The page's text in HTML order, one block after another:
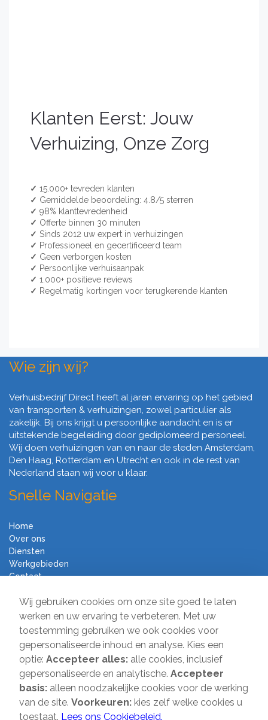
Wij gebruiken cookies om onze site goed te laten
werken en uw ervaring te verbeteren. Met uw
toestemming gebruiken we ook cookies voor
gepersonaliseerde inhoud en analyse. Kies een
optie: Accepteer alles: alle cookies, inclusief
gepersonaliseerde en analytische. Accepteer
basis: alleen noodzakelijke cookies voor de werking
van de site. Voorkeuren: kies zelf welke cookies u
toestaat. Lees ons Cookiebeleid.
Klanten Eerst: Jouw
Verhuizing, Onze Zorg
✓ 15.000+ tevreden klanten
✓ Gemiddelde beoordeling: 4.8/5 sterren
✓ 98% klanttevredenheid
✓ Offerte binnen 30 minuten
✓ Sinds 2012 uw expert in verhuizingen
✓ Professioneel en gecertificeerd team
✓ Geen verborgen kosten
✓ Persoonlijke verhuisaanpak
✓ 1.000+ positieve reviews
✓ Regelmatig kortingen voor terugkerende klanten
Wie zijn wij?
Verhuisbedrijf Direct heeft al jaren ervaring op het gebied
van transporten & verhuizingen, zowel particulier als
zakelijk. Bij ons krijgt u persoonlijke aandacht en is er
uitstekende begeleiding door gediplomeerd personeel.
Wij doen verhuizingen van en naar de steden Amsterdam,
Den Haag, Rotterdam en Utrecht en ook in de rest van
Nederland staan wij voor u klaar.
Snelle Navigatie
Home
Over ons
Diensten
Werkgebieden
Contact
Verhuisbedrijf Direct
Sir Winston Churchilllaan 231
2282 JR Rijswijk
085-2013 070
info@verhuisbedrijfdirect.nl